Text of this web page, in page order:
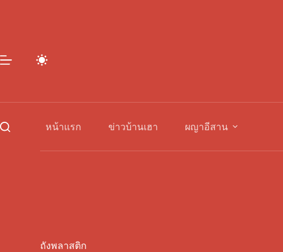
หน้าแรก ข่าวบ้านเฮา ผญาอีสาน
ถังพลาสติก